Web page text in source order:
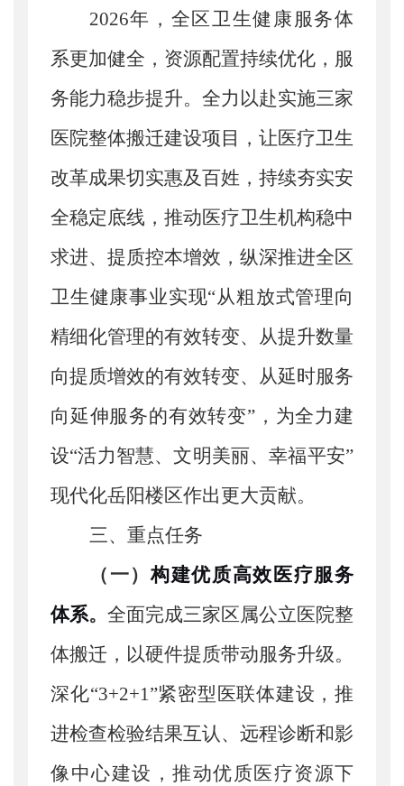
2026年，全区卫生健康服务体
系更加健全，资源配置持续优化，服
务能力稳步提升。全力以赴实施三家
医院整体搬迁建设项目，让医疗卫生
改革成果切实惠及百姓，持续夯实安
全稳定底线，推动医疗卫生机构稳中
求进、 提质控本增效，纵深推进全区
卫生健康事业实现“从粗放式管理向
精细化管理的有效转变、从提升数量
向提质增效的有效转变、从延时服务
向延伸服务的有效转变”，为全力建
设“活力智慧、文明美丽、幸福平安”
现代化岳阳楼区作出更大贡献。
三、重点任务
（一）构建优质高效医疗服务
体系。 全面完成三家区属公立医院整
体搬迁，以硬件提质带动服务升级。
深化“3+2+1”紧密型医联体建设，推
进检查检验结果互认、远程诊断和影
像中心建设，推动优质医疗资源下